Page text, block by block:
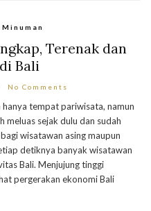
Terenak dan
Bali
No Comments
hanya tempat pariwisata, namun
meluas sejak dulu dan sudah
wisatawan asing maupun
detiknya banyak wisatawan
Bali. Menjujung tinggi
pergerakan ekonomi Bali